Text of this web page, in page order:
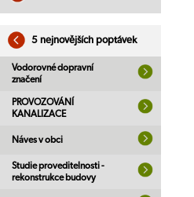
5 nejnovějších poptávek
Vodorovné dopravní
značení
PROVOZOVÁNÍ
KANALIZACE
Náves v obci
Studie proveditelnosti -
rekonstrukce budovy